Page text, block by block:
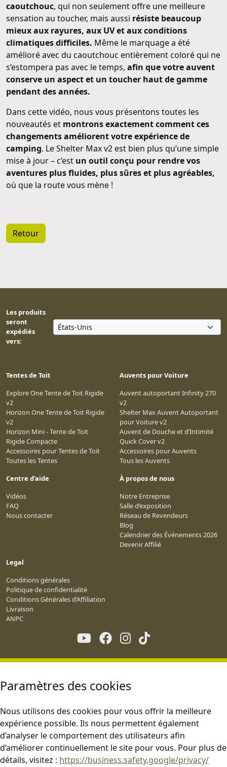
Paramètres des cookies
Nous utilisons des cookies pour vous offrir la meilleure
expérience possible. Ils nous permettent également
d’analyser le comportement des utilisateurs afin
d’améliorer continuellement le site pour vous. Pour plus de
détails, visitez : https://business.safety.google/privacy/
caoutchouc, qui non seulement offre une meilleure
sensation au toucher, mais aussi résiste beaucoup
mieux aux rayures, aux UV et aux conditions
climatiques difficiles. Même le marquage a été
amélioré avec du caoutchouc entièrement coloré qui ne
s’estompera pas avec le temps, afin que votre auvent
conserve un aspect et un toucher haut de gamme
pendant des années.
Dans cette vidéo, nous vous présentons toutes les
nouveautés et montrons exactement comment ces
changements améliorent votre expérience de
camping. Le Shelter Max v2 est bien plus qu’une simple
mise à jour – c’est un outil conçu pour rendre vos
aventures plus fluides, plus sûres et plus agréables,
où que la route vous mène !
Retour
Les produits
seront
expédiés
vers:
Tentes de Toit
Explore One Tente de Toit Rigide
v2
Horizon One Tente de Toit Rigide
v2
Horizon Mini - Tente de Toit
Rigide Compacte
Accessoires pour Tentes de Toit
Toutes les Tentes
Auvents pour Voiture
Auvent autoportant Infinity 270
v2
Shelter Max Auvent Autoportant
pour Voiture v2
Auvent de Douche et d’Intimité
Quick Cover v2
Accessoires pour Auvents
Tous les Auvents
Centre d’aide
Vidéos
FAQ
Nous contacter
À propos de nous
Notre Entreprise
Salle d’exposition
Réseau de Revendeurs
Blog
Calendrier des Événements 2026
Devenir Affilié
Legal
Conditions générales
Politique de confidentialité
Conditions Générales d’Affiliation
Livraison
ANPC